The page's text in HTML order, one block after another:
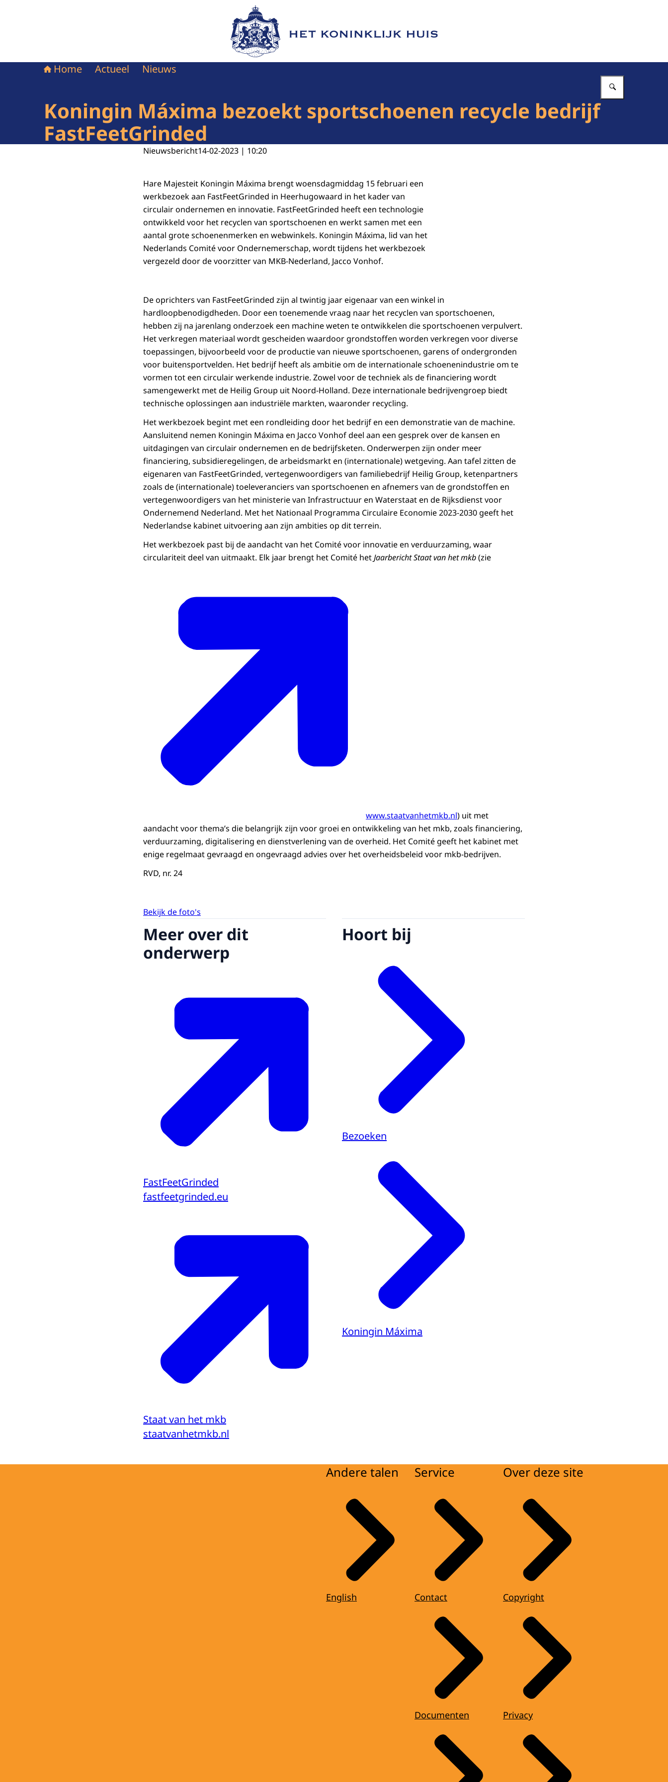
Naar de homepage van Het Koninklijk Huis
Home Actueel Nieuws
Koningin Máxima bezoekt sportschoenen recycle bedrijf
FastFeetGrinded
Nieuwsbericht14-02-2023 | 10:20
Hare Majesteit Koningin Máxima brengt woensdagmiddag 15 februari een
werkbezoek aan FastFeetGrinded in Heerhugowaard in het kader van
circulair ondernemen en innovatie. FastFeetGrinded heeft een technologie
ontwikkeld voor het recyclen van sportschoenen en werkt samen met een
aantal grote schoenenmerken en webwinkels. Koningin Máxima, lid van het
Nederlands Comité voor Ondernemerschap, wordt tijdens het werkbezoek
vergezeld door de voorzitter van MKB-Nederland, Jacco Vonhof.
De oprichters van FastFeetGrinded zijn al twintig jaar eigenaar van een winkel in
hardloopbenodigdheden. Door een toenemende vraag naar het recyclen van sportschoenen,
hebben zij na jarenlang onderzoek een machine weten te ontwikkelen die sportschoenen verpulvert.
Het verkregen materiaal wordt gescheiden waardoor grondstoffen worden verkregen voor diverse
toepassingen, bijvoorbeeld voor de productie van nieuwe sportschoenen, garens of ondergronden
voor buitensportvelden. Het bedrijf heeft als ambitie om de internationale schoenenindustrie om te
vormen tot een circulair werkende industrie. Zowel voor de techniek als de financiering wordt
samengewerkt met de Heilig Group uit Noord-Holland. Deze internationale bedrijvengroep biedt
technische oplossingen aan industriële markten, waaronder recycling.
Het werkbezoek begint met een rondleiding door het bedrijf en een demonstratie van de machine.
Aansluitend nemen Koningin Máxima en Jacco Vonhof deel aan een gesprek over de kansen en
uitdagingen van circulair ondernemen en de bedrijfsketen. Onderwerpen zijn onder meer
financiering, subsidieregelingen, de arbeidsmarkt en (internationale) wetgeving. Aan tafel zitten de
eigenaren van FastFeetGrinded, vertegenwoordigers van familiebedrijf Heilig Group, ketenpartners
zoals de (internationale) toeleveranciers van sportschoenen en afnemers van de grondstoffen en
vertegenwoordigers van het ministerie van Infrastructuur en Waterstaat en de Rijksdienst voor
Ondernemend Nederland. Met het Nationaal Programma Circulaire Economie 2023-2030 geeft het
Nederlandse kabinet uitvoering aan zijn ambities op dit terrein.
Het werkbezoek past bij de aandacht van het Comité voor innovatie en verduurzaming, waar
circulariteit deel van uitmaakt. Elk jaar brengt het Comité hetJaarbericht Staat van het mkb(zie
www.staatvanhetmkb.nl) uit met
aandacht voor thema’s die belangrijk zijn voor groei en ontwikkeling van het mkb, zoals financiering,
verduurzaming, digitalisering en dienstverlening van de overheid. Het Comité geeft het kabinet met
enige regelmaat gevraagd en ongevraagd advies over het overheidsbeleid voor mkb-bedrijven.
RVD, nr. 24
Bekijk de foto's
Meer over dit
onderwerp
FastFeetGrinded
fastfeetgrinded.eu
Staat van het mkb
staatvanhetmkb.nl
Hoort bij
Bezoeken
Koningin Máxima
Andere talen
English
Service
Contact
Documenten
Over deze site
Copyright
Privacy